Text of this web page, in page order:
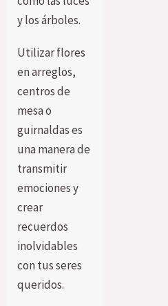
y los árboles.
Utilizar flores
en arreglos,
centros de
mesa o
guirnaldas es
una manera de
transmitir
emociones y
crear
recuerdos
inolvidables
con tus seres
queridos.